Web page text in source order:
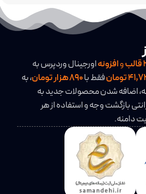
قالبوافزونهاورجینال وردپرس به
فقط با
، به
اضافه شدن محصولات جدید به
بازگشت وجه و استفاده از هر
دامنه.